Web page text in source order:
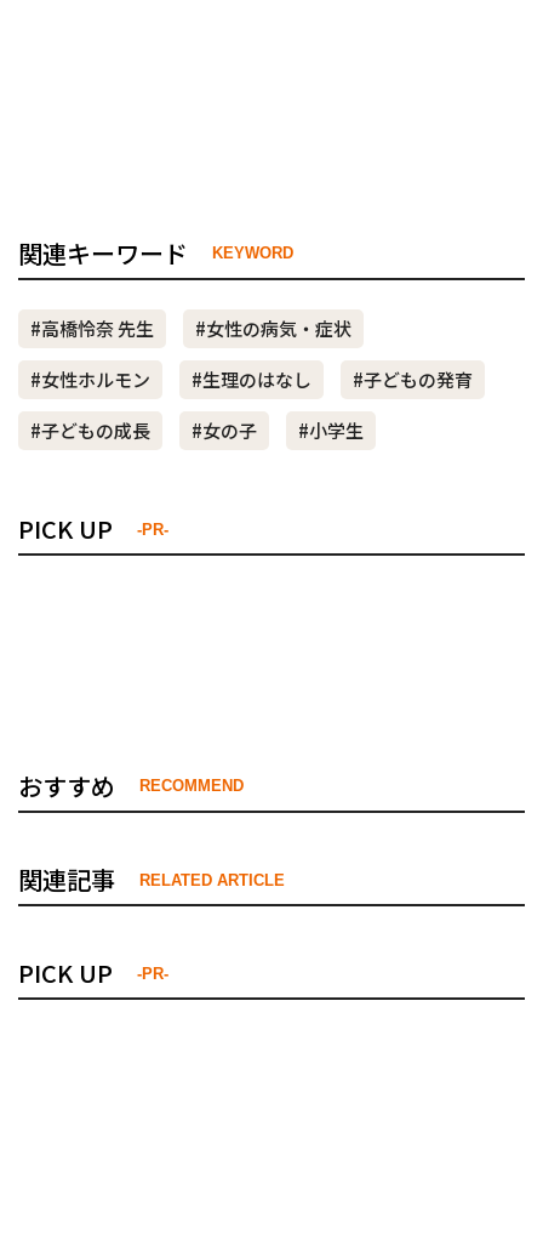
関連キーワード KEYWORD
#高橋怜奈 先生
#女性の病気・症状
#女性ホルモン
#生理のはなし
#子どもの発育
#子どもの成長
#女の子 #小学生
PICK UP -PR-
おすすめ RECOMMEND
関連記事 RELATED ARTICLE
PICK UP -PR-